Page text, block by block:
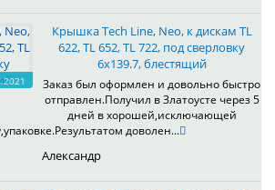
Крышка Tech Line, Neo, к дискам TL
622, TL 652, TL 722, под сверловку
6х139.7, блестящий
Заказ был оформлен и довольно быстро
отправлен.Получил в Златоусте через 5
дней в хорошей,исключающей
доволен...
Александр